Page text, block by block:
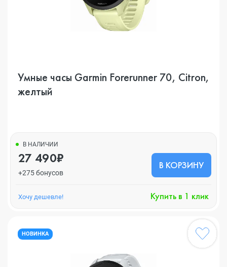
Умные часы Garmin Forerunner 70, Citron,
желтый
В НАЛИЧИИ
27 490₽
+275 бонусов
В КОРЗИНУ
Хочу дешевле! Купить в 1 клик
НОВИНКА